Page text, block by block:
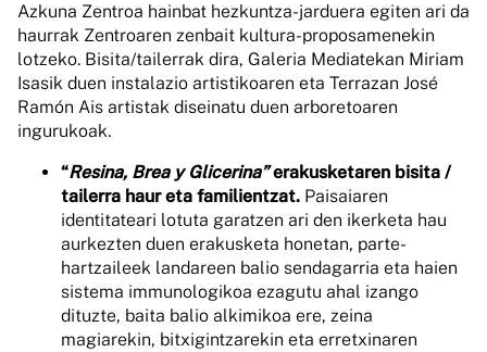
Azkuna Zentroa hainbat hezkuntza-jarduera egiten ari da
haurrak Zentroaren zenbait kultura-proposamenekin
lotzeko. Bisita/tailerrak dira, Galeria Mediatekan Miriam
Isasik duen instalazio artistikoaren eta Terrazan José
Ramón Ais artistak diseinatu duen arboretoaren
ingurukoak.
“Resina, Brea y Glicerina”erakusketaren bisita /
tailerra haur eta familientzat. Paisaiaren
identitateari lotuta garatzen ari den ikerketa hau
aurkezten duen erakusketa honetan, parte-
hartzaileek landareen balio sendagarria eta haien
sistema immunologikoa ezagutu ahal izango
dituzte, baita balio alkimikoa ere, zeina
magiarekin, bitxigintzarekin eta erretxinaren